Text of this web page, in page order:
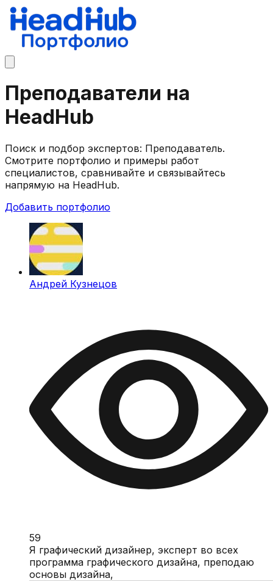
Преподаватели на
HeadHub
Поиск и подбор экспертов: Преподаватель.
Смотрите портфолио и примеры работ
специалистов, сравнивайте и связывайтесь
напрямую на HeadHub.
Добавить портфолио
Андрей Кузнецов
59
Я графический дизайнер, эксперт во всех
программа графического дизайна, преподаю
основы дизайна,